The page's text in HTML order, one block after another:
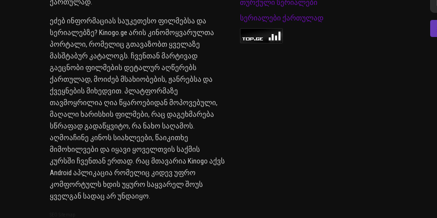
ქართულად.
ეძებ ინფორმაციას საუკეთესო ფილმებსა და
სერიალებზე? Kinogo.ge არის კინომოყვარულთა
პორტალი, რომელიც გთავაზობთ ყველაზე
მასშტაბურ კატალოგს. ჩვენთან მარტივად
გაეცნობი ფილმების დეტალურ აღწერებს
ქართულად, მოიძებ მსახიობების, ჟანრებსა და
ქვეყნების მიხედვით. პლატფორმაზე
თავმოყრილია ღია წყაროებიდან მოპოვებული,
მაღალი ხარისხის ფილმები, რაც დაგეხმარება
სწრაფად გადაწყვიტო, რა ნახო საღამოს.
აღმოაჩინე კინოს სიახლეები, წაიკითხე
მიმოხილვები და იყავი ყოველთვის საქმის
კურსში ჩვენთან ერთად. რაც მთავარია Kinogo აქვს
Android აპლიკაცია რომელიც კიდევ უფრო
კომფორტულს ხდის უყურო საყვარელ შოუს
ყველგან სადაც არ უნდაიყო.
თურქული სერიალები
სერიალები ქართულად